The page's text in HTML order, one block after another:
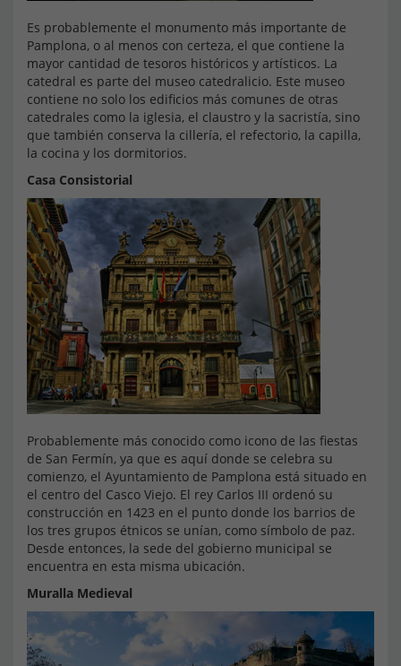
Es probablemente el monumento más importante de
Pamplona, o al menos con certeza, el que contiene la
mayor cantidad de tesoros históricos y artísticos. La
catedral es parte del museo catedralicio. Este museo
contiene no solo los edificios más comunes de otras
catedrales como la iglesia, el claustro y la sacristía, sino
que también conserva la cillería, el refectorio, la capilla,
la cocina y los dormitorios.
Casa Consistorial
Probablemente más conocido como icono de las fiestas
de San Fermín, ya que es aquí donde se celebra su
comienzo, el Ayuntamiento de Pamplona está situado en
el centro del Casco Viejo. El rey Carlos III ordenó su
construcción en 1423 en el punto donde los barrios de
los tres grupos étnicos se unían, como símbolo de paz.
Desde entonces, la sede del gobierno municipal se
encuentra en esta misma ubicación.
Muralla Medieval